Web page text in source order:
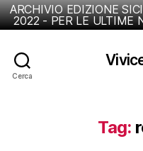
ARCHIVIO EDIZIONE
2022 - PER LE ULTIME
Cerca
Tag: